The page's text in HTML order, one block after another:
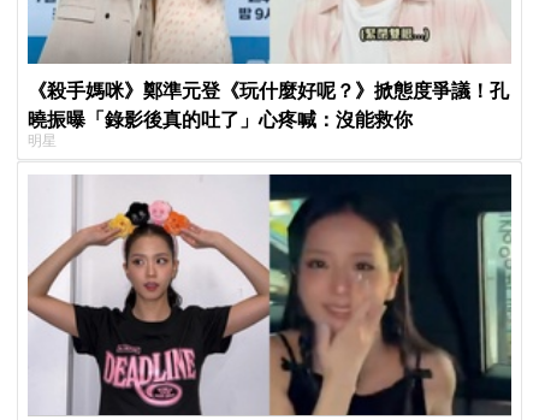
《殺手媽咪》鄭準元登《玩什麼好呢？》掀態度爭議！孔
曉振曝「錄影後真的吐了」心疼喊：沒能救你
明星